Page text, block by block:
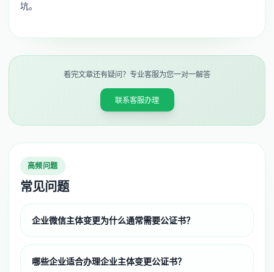
坑。
看完文章还有疑问？专业客服为您一对一解答
联系客服办理
高频问题
常见问题
企业微信主体变更为什么通常需要公证书？
哪些企业适合办理企业主体变更公证书？